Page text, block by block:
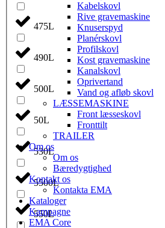
475L
490L
500L
50L
530L
5500L
550L
Kabelskovl
Rive gravemaskine
Knuserspyd
Planérskovl
Profilskovl
Kost gravemaskine
Kanalskovl
Oprivertand
Vand og afløb skovl
LÆSSEMASKINE
Front læsseskovl
Fronttilt
TRAILER
Om os
Om os
Bæredygtighed
Kontakt os
Kontakta EMA
Kataloger
Kampagne
EMA Core